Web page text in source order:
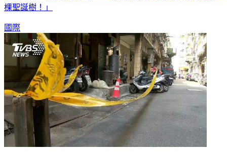
棵聖誕樹！」
國際